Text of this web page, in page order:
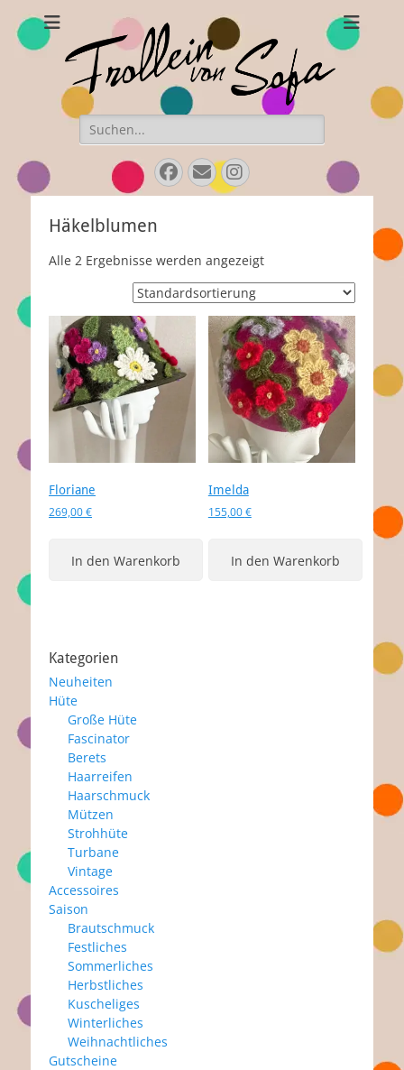
Frollein von Sofa
Handgefertigte Hüte und Accessoires
Suchen
nach:
Facebook
E-
Mail
Instagram
Häkelblumen
Alle 2 Ergebnisse werden angezeigt
Floriane
269,00€
In den Warenkorb
Imelda
155,00€
In den Warenkorb
Kategorien
Neuheiten
Hüte
Große Hüte
Fascinator
Berets
Haarreifen
Haarschmuck
Mützen
Strohhüte
Turbane
Vintage
Accessoires
Saison
Brautschmuck
Festliches
Sommerliches
Herbstliches
Kuscheliges
Winterliches
Weihnachtliches
Gutscheine